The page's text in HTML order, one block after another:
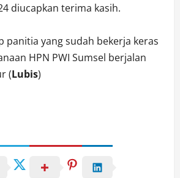
diucapkan terima kasih.
panitia yang sudah bekerja keras
HPN PWI Sumsel berjalan
(Lubis)